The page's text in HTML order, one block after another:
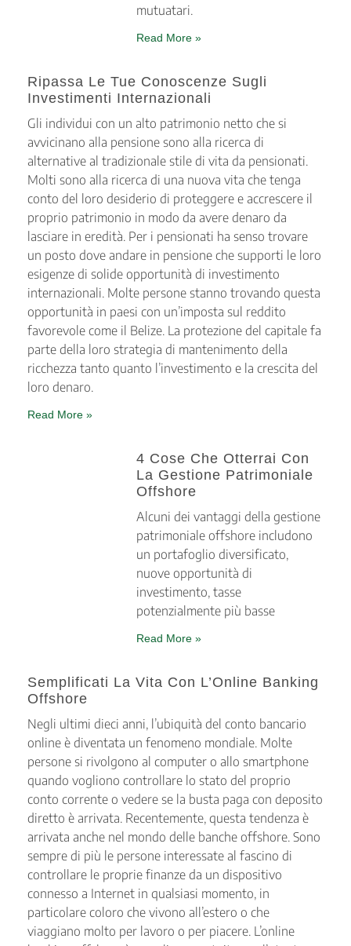
mutuatari.
Read More »
Ripassa Le Tue Conoscenze Sugli
Investimenti Internazionali
Gli individui con un alto patrimonio netto che si
avvicinano alla pensione sono alla ricerca di
alternative al tradizionale stile di vita da pensionati.
Molti sono alla ricerca di una nuova vita che tenga
conto del loro desiderio di proteggere e accrescere il
proprio patrimonio in modo da avere denaro da
lasciare in eredità. Per i pensionati ha senso trovare
un posto dove andare in pensione che supporti le loro
esigenze di solide opportunità di investimento
internazionali. Molte persone stanno trovando questa
opportunità in paesi con un’imposta sul reddito
favorevole come il Belize. La protezione del capitale fa
parte della loro strategia di mantenimento della
ricchezza tanto quanto l’investimento e la crescita del
loro denaro.
Read More »
4 Cose Che Otterrai Con
La Gestione Patrimoniale
Offshore
Alcuni dei vantaggi della gestione
patrimoniale offshore includono
un portafoglio diversificato,
nuove opportunità di
investimento, tasse
potenzialmente più basse
Read More »
Semplificati La Vita Con L’Online Banking
Offshore
Negli ultimi dieci anni, l’ubiquità del conto bancario
online è diventata un fenomeno mondiale. Molte
persone si rivolgono al computer o allo smartphone
quando vogliono controllare lo stato del proprio
conto corrente o vedere se la busta paga con deposito
diretto è arrivata. Recentemente, questa tendenza è
arrivata anche nel mondo delle banche offshore. Sono
sempre di più le persone interessate al fascino di
controllare le proprie finanze da un dispositivo
connesso a Internet in qualsiasi momento, in
particolare coloro che vivono all’estero o che
viaggiano molto per lavoro o per piacere. L’online